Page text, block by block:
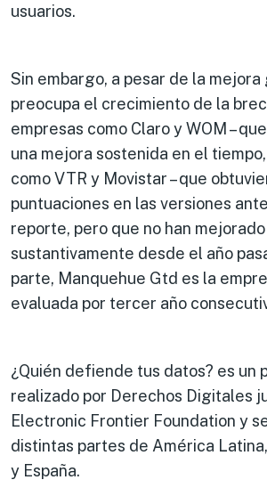
usuarios.
​Sin embargo, a pesar de la mejora
preocupa el crecimiento de la
empresas como Claro y WOM –
una mejora sostenida en el
como VTR y Movistar – que
puntuaciones en las versiones
reporte, pero que no han mejorado
sustantivamente desde el año
parte, Manquehue Gtd es la
evaluada por tercer año
¿Quién defiende tus datos? es un
realizado por Derechos Digitales
Electronic Frontier Foundation y
distintas partes de América
y España.